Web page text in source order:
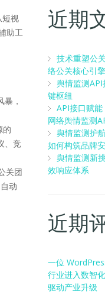
短视
助工
，
的
、竞
关团
动
近期
技术重塑公
络公关核心引擎
舆情监测
键枢纽
API接口赋
网络舆情监测
舆情监测护
如何构筑品牌
舆情监测新
效响应体系
近期
一位
行业进入数智
驱动产业升级